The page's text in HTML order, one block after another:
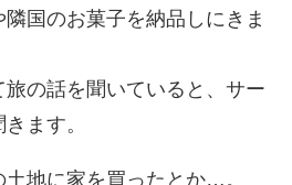
国のお菓子を納品しにきま
の話を聞いていると、サー
ます。
地に家を買ったとか…。